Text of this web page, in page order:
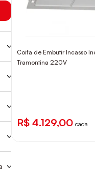
Coifa de Embutir Incasso
Tramontina 220V
R$ 4.129,00 cada